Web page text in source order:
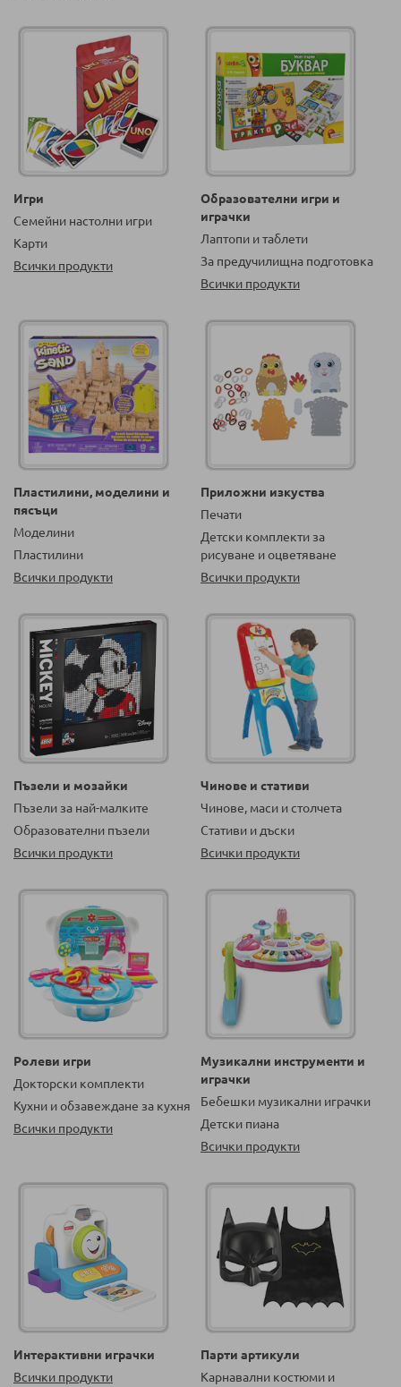
Игри
Семейни настолни игри
Карти
Всички продукти
Образователни игри и
играчки
Лаптопи и таблети
За предучилищна подготовка
Всички продукти
Пластилини, моделини и
пясъци
Моделини
Пластилини
Всички продукти
Приложни изкуства
Печати
Детски комплекти за
рисуване и оцветяване
Всички продукти
Пъзели и мозайки
Пъзели за най-малките
Образователни пъзели
Всички продукти
Чинове и стативи
Чинове, маси и столчета
Стативи и дъски
Всички продукти
Ролеви игри
Докторски комплекти
Кухни и обзавеждане за кухня
Всички продукти
Музикални инструменти и
играчки
Бебешки музикални играчки
Детски пиана
Всички продукти
Интерактивни играчки
Всички продукти
Парти артикули
Карнавални костюми и